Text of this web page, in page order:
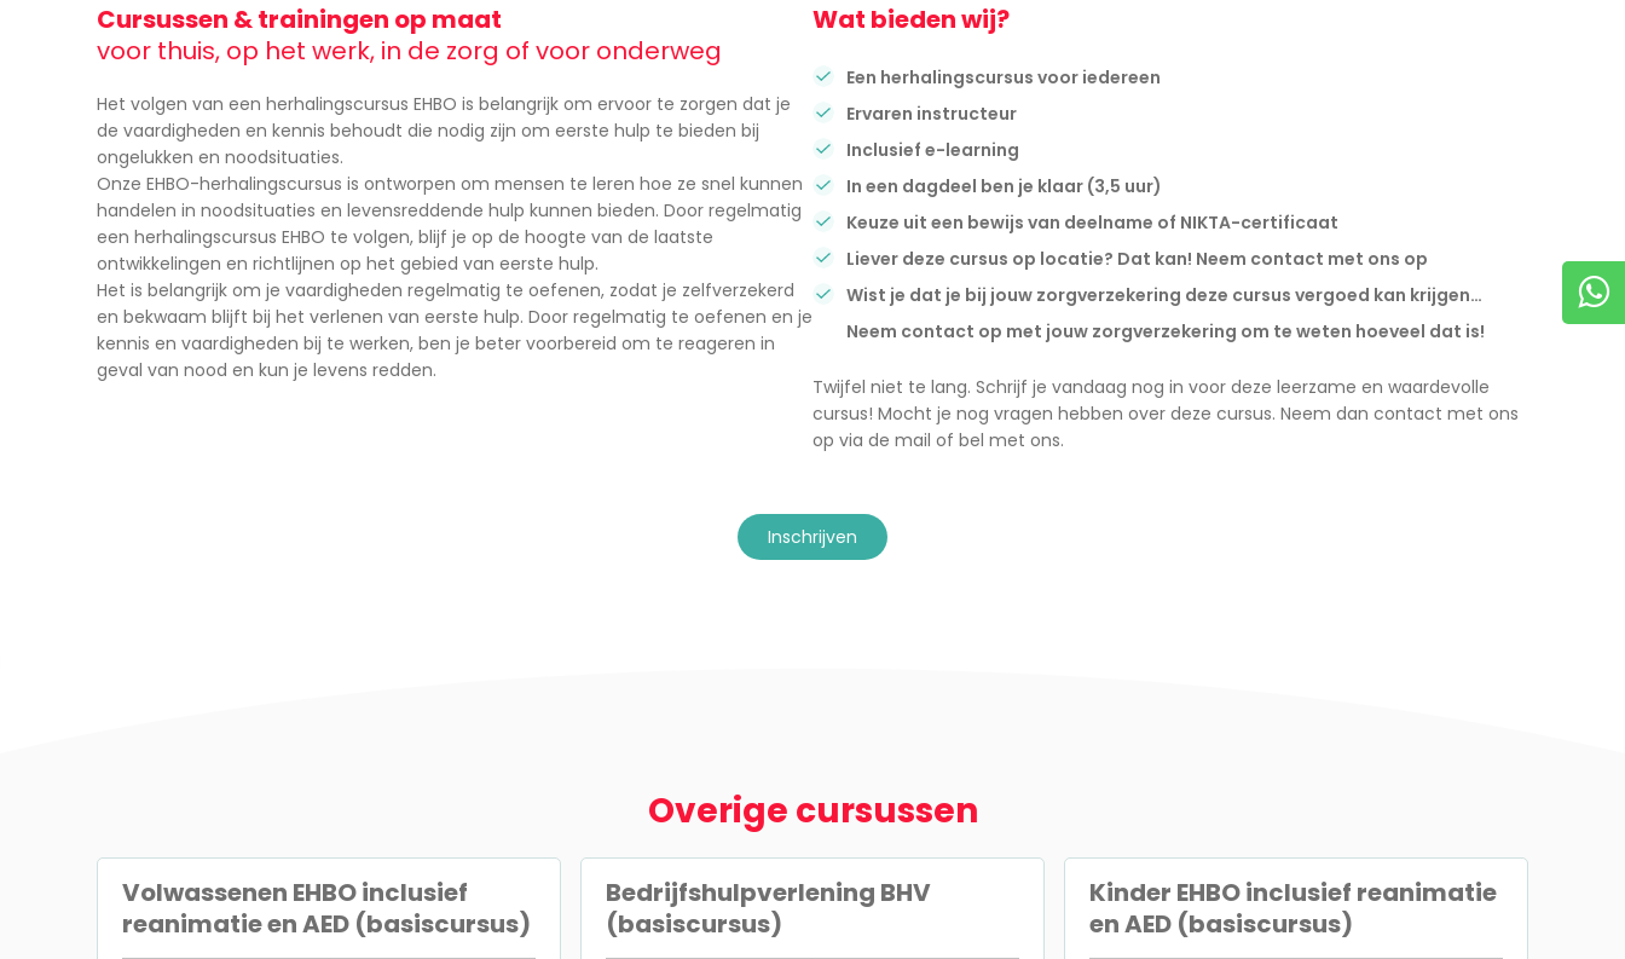
Cursussen & trainingen op maat
voor thuis, op het werk, in de zorg of voor onderweg
Het volgen van een herhalingscursus EHBO is belangrijk om ervoor te zorgen dat je
de vaardigheden en kennis behoudt die nodig zijn om eerste hulp te bieden bij
ongelukken en noodsituaties.
Onze EHBO-herhalingscursus is ontworpen om mensen te leren hoe ze snel kunnen
handelen in noodsituaties en levensreddende hulp kunnen bieden. Door regelmatig
een herhalingscursus EHBO te volgen, blijf je op de hoogte van de laatste
ontwikkelingen en richtlijnen op het gebied van eerste hulp.
Het is belangrijk om je vaardigheden regelmatig te oefenen, zodat je zelfverzekerd
en bekwaam blijft bij het verlenen van eerste hulp. Door regelmatig te oefenen en je
kennis en vaardigheden bij te werken, ben je beter voorbereid om te reageren in
geval van nood en kun je levens redden.
Wat bieden wij?
Een herhalingscursus voor iedereen
Ervaren instructeur
Inclusief e-learning
In een dagdeel ben je klaar (3,5 uur)
Keuze uit een bewijs van deelname of NIKTA-certificaat
Liever deze cursus op locatie? Dat kan! Neem contact met ons op
Wist je dat je bij jouw zorgverzekering deze cursus vergoed kan krijgen…
Neem contact op met jouw zorgverzekering om te weten hoeveel dat is!
Twijfel niet te lang. Schrijf je vandaag nog in voor deze leerzame en waardevolle
cursus! Mocht je nog vragen hebben over deze cursus. Neem dan contact met ons
op via de mail of bel met ons.
inschrijven
Overige cursussen
Volwassenen EHBO inclusief
reanimatie en AED (basiscursus)
Bedrijfshulpverlening BHV
(basiscursus)
Kinder EHBO inclusief reanimatie
en AED (basiscursus)